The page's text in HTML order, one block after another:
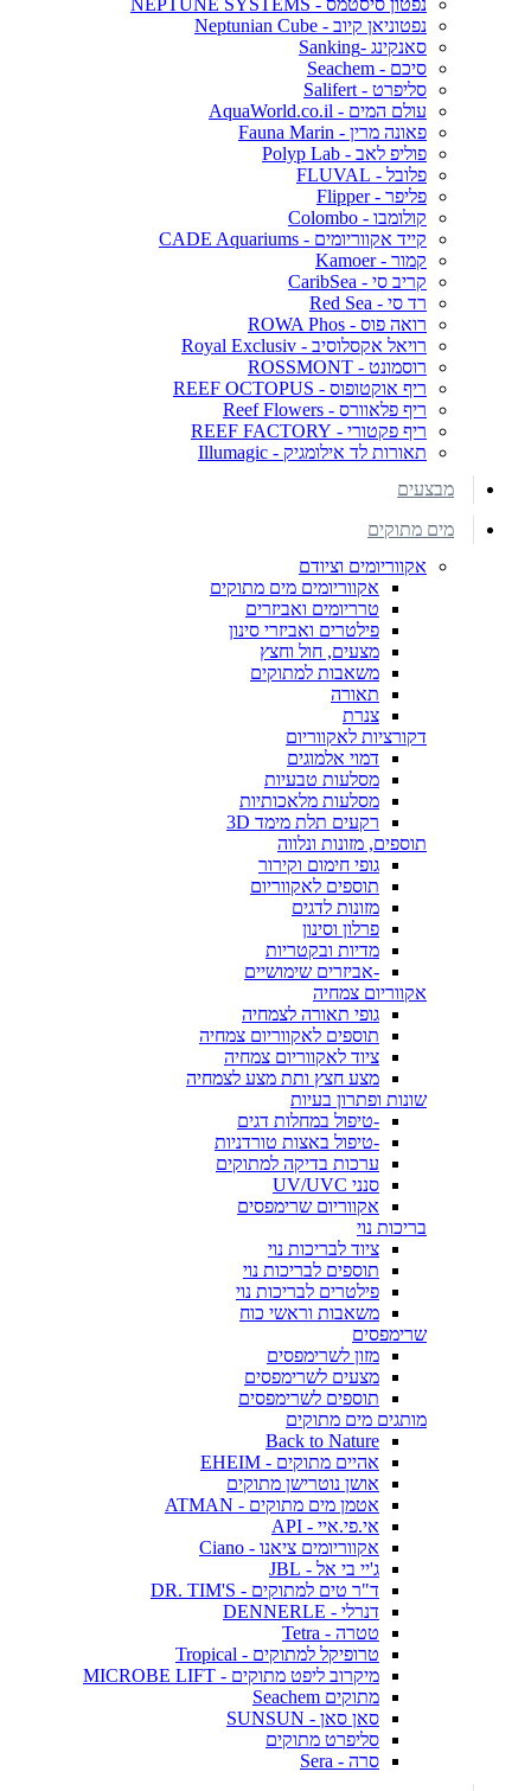
נפטוניאן קיוב - Neptunian Cube
סאנקינג -Sanking
סיכם - Seachem
סליפרט - Salifert
עולם המים - AquaWorld.co.il
פאונה מרין - Fauna Marin
פוליפ לאב - Polyp Lab
פלובל - FLUVAL
פליפר - Flipper
קולומבו - Colombo
קייד אקווריומים - CADE Aquariums
קמור - Kamoer
קריב סי - CaribSea
רד סי - Red Sea
רואה פוס - ROWA Phos
רויאל אקסלוסיב - Royal Exclusiv
רוסמונט - ROSSMONT
ריף אוקטופוס - REEF OCTOPUS
ריף פלאוורס - Reef Flowers
ריף פקטורי - REEF FACTORY
תאורות לד אילומגיק - Illumagic
מבצעים
מים מתוקים
אקווריומים וציודם
אקווריומים מים מתוקים
טרריומים ואביזרים
פילטרים ואביזרי סינון
מצעים, חול וחצץ
משאבות למתוקים
תאורה
צנרת
דקורציות לאקווריום
דמוי אלמוגים
מסלעות טבעיות
מסלעות מלאכותיות
רקעים תלת מימד 3D
תוספים, מזונות ונלווה
גופי חימום וקירור
תוספים לאקווריום
מזונות לדגים
פרלון וסינון
מדיות ובקטריות
-אביזרים שימושיים
אקווריום צמחיה
גופי תאורה לצמחיה
תוספים לאקווריום צמחיה
ציוד לאקווריום צמחיה
מצע חצץ ותת מצע לצמחיה
שונות ופתרון בעיות
-טיפול במחלות דגים
-טיפול באצות טורדניות
ערכות בדיקה למתוקים
סנני UV/UVC
אקווריום שרימפסים
בריכות נוי
ציוד לבריכות נוי
תוספים לבריכות נוי
פילטרים לבריכות נוי
משאבות וראשי כוח
שרימפסים
מזון לשרימפסים
מצעים לשרימפסים
תוספים לשרימפסים
מותגים מים מתוקים
Back to Nature
אהיים מתוקים - EHEIM
אושן נוטרישן מתוקים
אטמן מים מתוקים - ATMAN
אי.פי.איי - API
אקווריומים ציאנו - Ciano
ג'יי בי אל - JBL
ד"ר טים למתוקים - DR. TIM'S
דנרלי - DENNERLE
טטרה - Tetra
טרופיקל למתוקים - Tropical
מיקרוב ליפט מתוקים - MICROBE LIFT
מתוקים Seachem
סאן סאן - SUNSUN
סליפרט מתוקים
סרה - Sera